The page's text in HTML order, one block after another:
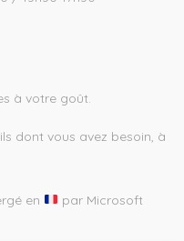
à votre goût.
dont vous avez besoin, à
en par Microsoft